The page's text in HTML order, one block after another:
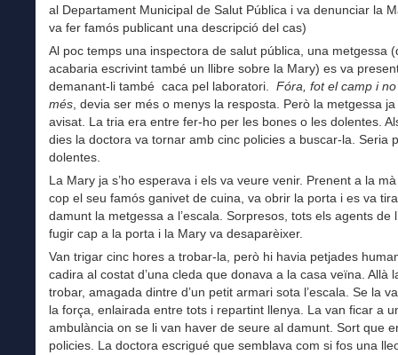
al Departament Municipal de Salut Pública i va denunciar la
va fer famós publicant una descripció del cas)
Al poc temps una inspectora de salut pública, una metgessa
acabaria escrivint també un llibre sobre la Mary) es va
demanant-li també caca pel laboratori.
Fóra, fot el camp i
més , devia ser més o menys la resposta. Però la metgessa ja
avisat. La tria era entre fer-ho per les bones o les dolentes.
dies la doctora va tornar amb cinc policies a buscar-la. Seria
dolentes.
La Mary ja s’ho esperava i els va veure venir. Prenent a la
cop el seu famós ganivet de cuina, va obrir la porta i es va
damunt la metgessa a l’escala. Sorpresos, tots els agents de
fugir cap a la porta i la Mary va desaparèixer.
Van trigar cinc hores a trobar-la, però hi havia petjades
cadira al costat d’una cleda que donava a la casa veïna. Allà
trobar, amagada dintre d’un petit armari sota l’escala. Se la
la força, enlairada entre tots i repartint llenya. La van ficar a
ambulància on se li van haver de seure al damunt. Sort que
policies. La doctora escrigué que semblava com si fos una